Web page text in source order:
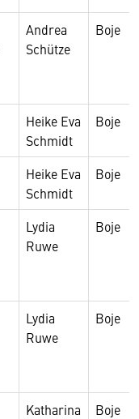
Andrea
Schütze
Boje
Heike Eva
Schmidt
Boje
Heike Eva
Schmidt
Boje
Lydia
Ruwe
Boje
Lydia
Ruwe
Boje
Katharina
Boje